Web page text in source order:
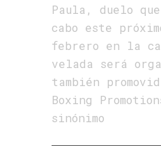
Paula, duelo
cabo este
febrero en la
velada será
también
Boxing
sinónimo